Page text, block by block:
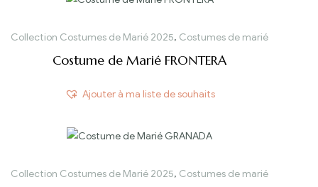
Collection Costumes de Marié 2025, Costumes de marié
Costume de Marié FRONTERA
Ajouter à ma liste de souhaits
Collection Costumes de Marié 2025, Costumes de marié